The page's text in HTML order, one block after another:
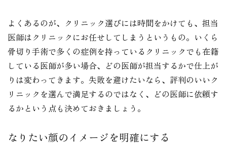
よくあるのが、クリニック選びには時間をかけても、担当
医師はクリニックにお任せしてしまうというもの。いくら
骨切り手術で多くの症例を持っているクリニックでも在籍
している医師が多い場合、どの医師が担当するかで仕上が
りは変わってきます。失敗を避けたいなら、評判のいいク
リニックを選んで満足するのではなく、どの医師に依頼す
るかという点も決めておきましょう。
なりたい顔のイメージを明確にする